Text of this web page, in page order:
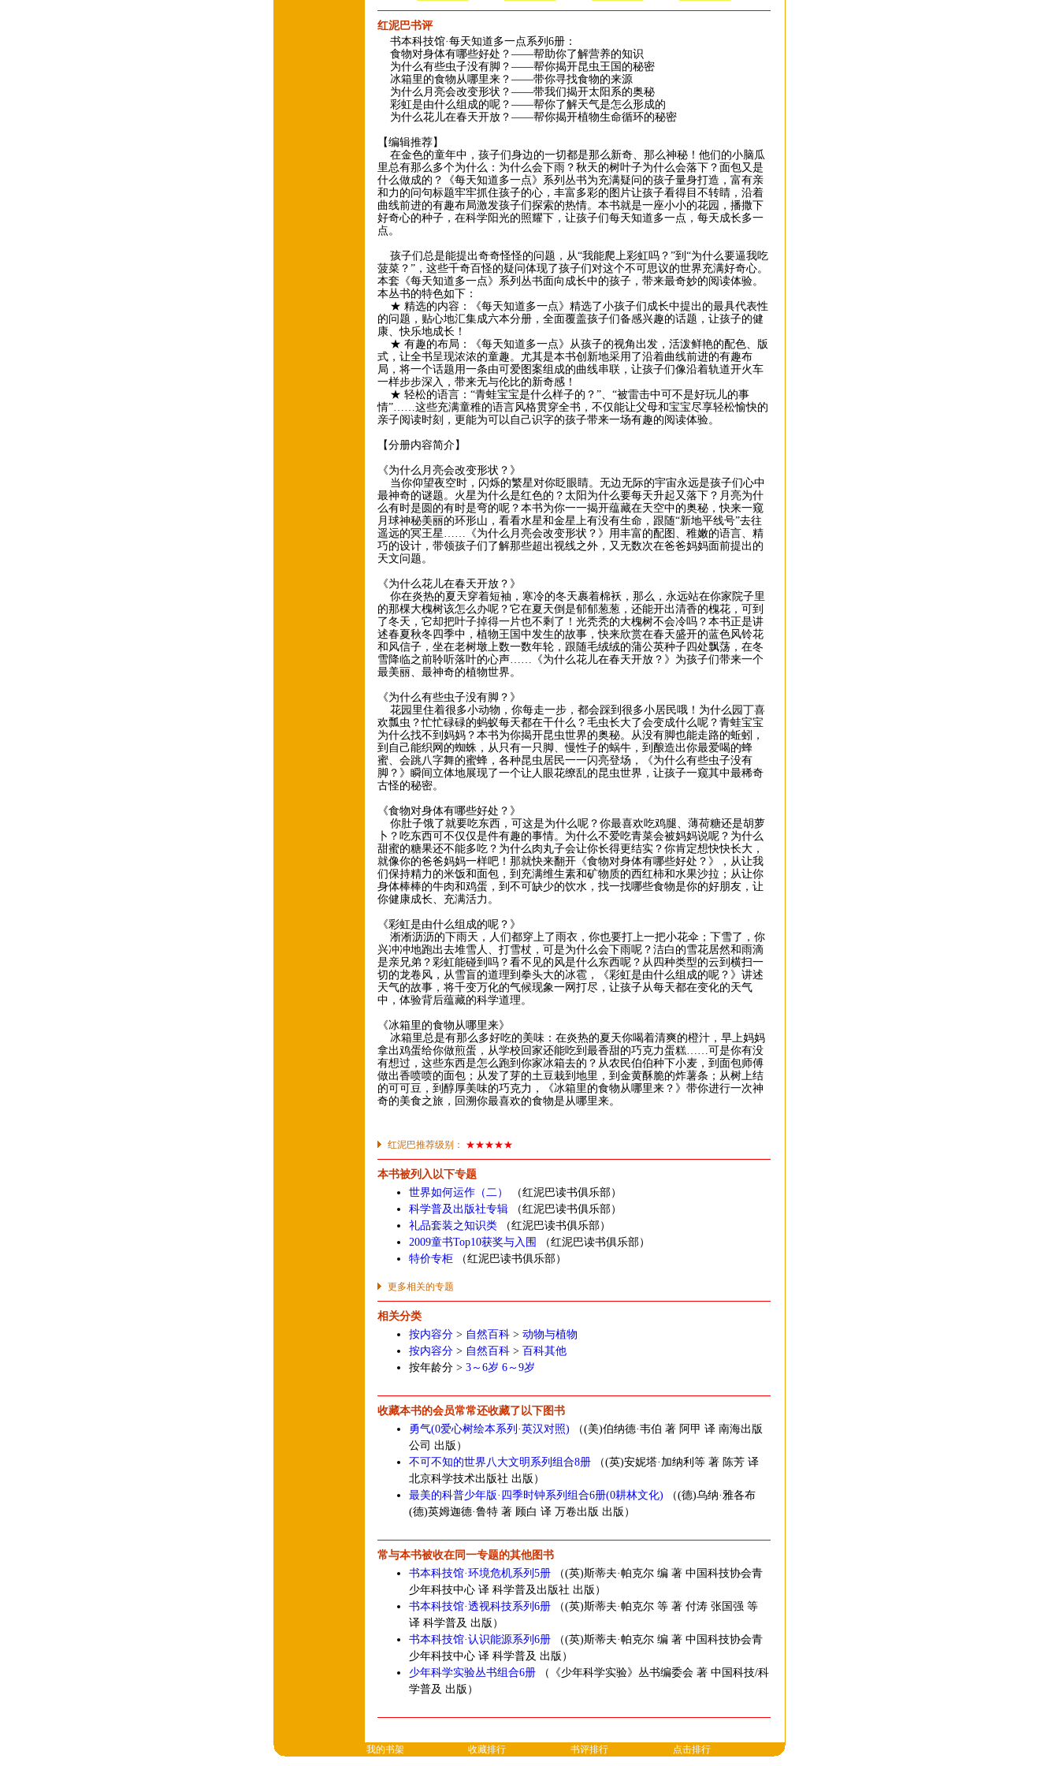
红泥巴书评
书本科技馆·每天知道多一点系列6册：
食物对身体有哪些好处？——帮助你了解营养的知识
为什么有些虫子没有脚？——帮你揭开昆虫王国的秘密
冰箱里的食物从哪里来？——带你寻找食物的来源
为什么月亮会改变形状？——带我们揭开太阳系的奥秘
彩虹是由什么组成的呢？——帮你了解天气是怎么形成的
为什么花儿在春天开放？——帮你揭开植物生命循环的秘密
【编辑推荐】
在金色的童年中，孩子们身边的一切都是那么新奇、那么神秘！他们的小脑瓜
里总有那么多个为什么：为什么会下雨？秋天的树叶子为什么会落下？面包又是
什么做成的？《每天知道多一点》系列丛书为充满疑问的孩子量身打造，富有亲
和力的问句标题牢牢抓住孩子的心，丰富多彩的图片让孩子看得目不转睛，沿着
曲线前进的有趣布局激发孩子们探索的热情。本书就是一座小小的花园，播撒下
好奇心的种子，在科学阳光的照耀下，让孩子们每天知道多一点，每天成长多一
点。
孩子们总是能提出奇奇怪怪的问题，从“我能爬上彩虹吗？”到“为什么要逼我吃
菠菜？”，这些千奇百怪的疑问体现了孩子们对这个不可思议的世界充满好奇心。
本套《每天知道多一点》系列丛书面向成长中的孩子，带来最奇妙的阅读体验。
本丛书的特色如下：
★ 精选的内容：《每天知道多一点》精选了小孩子们成长中提出的最具代表性
的问题，贴心地汇集成六本分册，全面覆盖孩子们备感兴趣的话题，让孩子的健
康、快乐地成长！
★ 有趣的布局：《每天知道多一点》从孩子的视角出发，活泼鲜艳的配色、版
式，让全书呈现浓浓的童趣。尤其是本书创新地采用了沿着曲线前进的有趣布
局，将一个话题用一条由可爱图案组成的曲线串联，让孩子们像沿着轨道开火车
一样步步深入，带来无与伦比的新奇感！
★ 轻松的语言：“青蛙宝宝是什么样子的？”、“被雷击中可不是好玩儿的事
情”……这些充满童稚的语言风格贯穿全书，不仅能让父母和宝宝尽享轻松愉快的
亲子阅读时刻，更能为可以自己识字的孩子带来一场有趣的阅读体验。
【分册内容简介】
《为什么月亮会改变形状？》
当你仰望夜空时，闪烁的繁星对你眨眼睛。无边无际的宇宙永远是孩子们心中
最神奇的谜题。火星为什么是红色的？太阳为什么要每天升起又落下？月亮为什
么有时是圆的有时是弯的呢？本书为你一一揭开蕴藏在天空中的奥秘，快来一窥
月球神秘美丽的环形山，看看水星和金星上有没有生命，跟随“新地平线号”去往
遥远的冥王星……《为什么月亮会改变形状？》用丰富的配图、稚嫩的语言、精
巧的设计，带领孩子们了解那些超出视线之外，又无数次在爸爸妈妈面前提出的
天文问题。
《为什么花儿在春天开放？》
你在炎热的夏天穿着短袖，寒冷的冬天裹着棉袄，那么，永远站在你家院子里
的那棵大槐树该怎么办呢？它在夏天倒是郁郁葱葱，还能开出清香的槐花，可到
了冬天，它却把叶子掉得一片也不剩了！光秃秃的大槐树不会冷吗？本书正是讲
述春夏秋冬四季中，植物王国中发生的故事，快来欣赏在春天盛开的蓝色风铃花
和风信子，坐在老树墩上数一数年轮，跟随毛绒绒的蒲公英种子四处飘荡，在冬
雪降临之前聆听落叶的心声……《为什么花儿在春天开放？》为孩子们带来一个
最美丽、最神奇的植物世界。
《为什么有些虫子没有脚？》
花园里住着很多小动物，你每走一步，都会踩到很多小居民哦！为什么园丁喜
欢瓢虫？忙忙碌碌的蚂蚁每天都在干什么？毛虫长大了会变成什么呢？青蛙宝宝
为什么找不到妈妈？本书为你揭开昆虫世界的奥秘。从没有脚也能走路的蚯蚓，
到自己能织网的蜘蛛，从只有一只脚、慢性子的蜗牛，到酿造出你最爱喝的蜂
蜜、会跳八字舞的蜜蜂，各种昆虫居民一一闪亮登场，《为什么有些虫子没有
脚？》瞬间立体地展现了一个让人眼花缭乱的昆虫世界，让孩子一窥其中最稀奇
古怪的秘密。
《食物对身体有哪些好处？》
你肚子饿了就要吃东西，可这是为什么呢？你最喜欢吃鸡腿、薄荷糖还是胡萝
卜？吃东西可不仅仅是件有趣的事情。为什么不爱吃青菜会被妈妈说呢？为什么
甜蜜的糖果还不能多吃？为什么肉丸子会让你长得更结实？你肯定想快快长大，
就像你的爸爸妈妈一样吧！那就快来翻开《食物对身体有哪些好处？》，从让我
们保持精力的米饭和面包，到充满维生素和矿物质的西红柿和水果沙拉；从让你
身体棒棒的牛肉和鸡蛋，到不可缺少的饮水，找一找哪些食物是你的好朋友，让
你健康成长、充满活力。
《彩虹是由什么组成的呢？》
淅淅沥沥的下雨天，人们都穿上了雨衣，你也要打上一把小花伞；下雪了，你
兴冲冲地跑出去堆雪人、打雪杖，可是为什么会下雨呢？洁白的雪花居然和雨滴
是亲兄弟？彩虹能碰到吗？看不见的风是什么东西呢？从四种类型的云到横扫一
切的龙卷风，从雪盲的道理到拳头大的冰雹，《彩虹是由什么组成的呢？》讲述
天气的故事，将千变万化的气候现象一网打尽，让孩子从每天都在变化的天气
中，体验背后蕴藏的科学道理。
《冰箱里的食物从哪里来》
冰箱里总是有那么多好吃的美味：在炎热的夏天你喝着清爽的橙汁，早上妈妈
拿出鸡蛋给你做煎蛋，从学校回家还能吃到最香甜的巧克力蛋糕……可是你有没
有想过，这些东西是怎么跑到你家冰箱去的？从农民伯伯种下小麦，到面包师傅
做出香喷喷的面包；从发了芽的土豆栽到地里，到金黄酥脆的炸薯条；从树上结
的可可豆，到醇厚美味的巧克力，《冰箱里的食物从哪里来？》带你进行一次神
奇的美食之旅，回溯你最喜欢的食物是从哪里来。
红泥巴推荐级别： ★★★★★
本书被列入以下专题
世界如何运作（二）
（红泥巴读书俱乐部）
科学普及出版社专辑 （红泥巴读书俱乐部）
礼品套装之知识类 （红泥巴读书俱乐部）
2009童书Top10获奖与入围
（红泥巴读书俱乐部）
特价专柜 （红泥巴读书俱乐部）
更多相关的专题
相关分类
按内容分 > 自然百科 > 动物与植物
按内容分 > 自然百科 > 百科其他
按年龄分 > 3～6岁 6～9岁
收藏本书的会员常常还收藏了以下图书
勇气(0爱心树绘本系列·英汉对照) （(美)伯纳德·韦伯 著 阿甲 译 南海出版
公司 出版）
不可不知的世界八大文明系列组合8册 （(英)安妮塔·加纳利等 著 陈芳 译
北京科学技术出版社 出版）
最美的科普少年版·四季时钟系列组合6册(0耕林文化) （(德)乌纳·雅各布
(德)英姆迦德·鲁特 著 顾白 译 万卷出版 出版）
常与本书被收在同一专题的其他图书
书本科技馆·环境危机系列5册 （(英)斯蒂夫·帕克尔 编 著 中国科技协会青
少年科技中心 译 科学普及出版社 出版）
书本科技馆·透视科技系列6册 （(英)斯蒂夫·帕克尔 等 著 付涛 张国强 等
译 科学普及 出版）
书本科技馆·认识能源系列6册 （(英)斯蒂夫·帕克尔 编 著 中国科技协会青
少年科技中心 译 科学普及 出版）
少年科学实验丛书组合6册 （《少年科学实验》丛书编委会 著 中国科技/科
学普及 出版）
我的书架 收藏排行 书评排行 点击排行